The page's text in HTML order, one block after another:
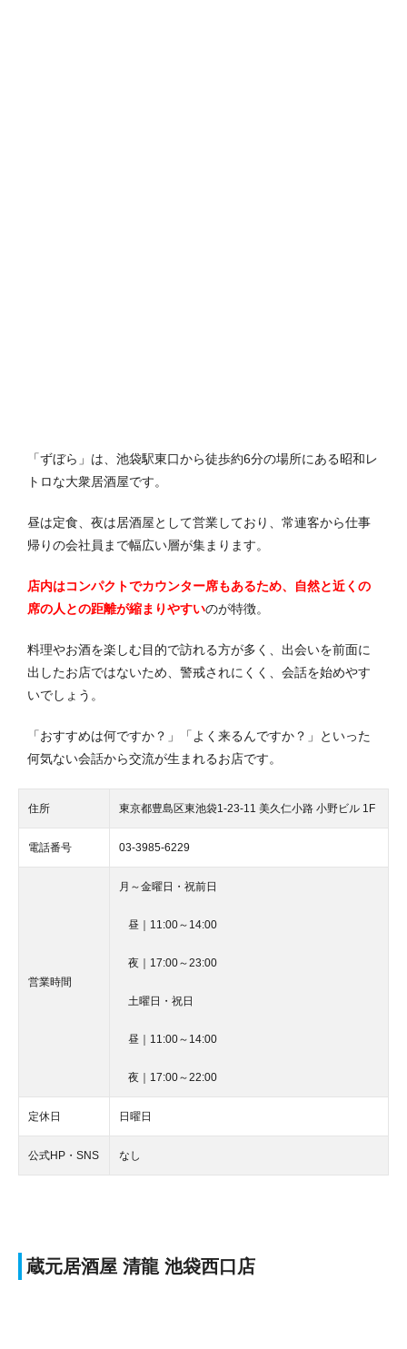
「ずぼら」は、池袋駅東口から徒歩約6分の場所にある昭和レ
トロな大衆居酒屋です。
昼は定食、夜は居酒屋として営業しており、常連客から仕事
帰りの会社員まで幅広い層が集まります。
店内はコンパクトでカウンター席もあるため、自然と近くの
席の人との距離が縮まりやすいのが特徴。
料理やお酒を楽しむ目的で訪れる方が多く、出会いを前面に
出したお店ではないため、警戒されにくく、会話を始めやす
いでしょう。
「おすすめは何ですか？」「よく来るんですか？」といった
何気ない会話から交流が生まれるお店です。
住所 東京都豊島区東池袋1-23-11 美久仁小路 小野ビル 1F
電話番号 03-3985-6229
営業時間
月～金曜日・祝前日
昼｜11:00～14:00
夜｜17:00～23:00
土曜日・祝日
昼｜11:00～14:00
夜｜17:00～22:00
定休日 日曜日
公式HP・SNS なし
蔵元居酒屋 清龍 池袋西口店